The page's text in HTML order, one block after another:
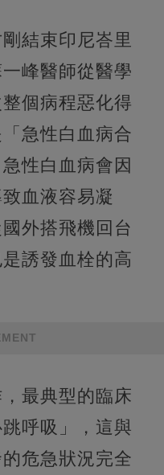
結束印尼峇里
峰醫師從醫學
個病程惡化得
急性白血病合
性白血病會因
血液容易凝
外搭飛機回台
誘發血栓的高
最典型的臨床
呼吸」，這與
危急狀況完全